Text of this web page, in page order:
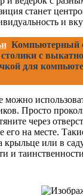
станет
и
Компьютерный
с
для
можно
Просто
через
его на месте.
крыльце или в
и